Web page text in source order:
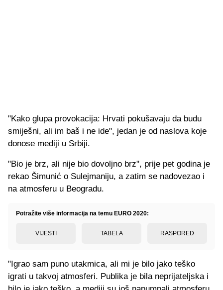
"Kako glupa provokacija: Hrvati pokušavaju da budu
smiješni, ali im baš i ne ide", jedan je od naslova koje
donose mediji u Srbiji.
"Bio je brz, ali nije bio dovoljno brz", prije pet godina je
rekao Šimunić o Sulejmaniju, a zatim se nadovezao i
na atmosferu u Beogradu.
Potražite više informacija na temu EURO 2020:
VIJESTI TABELA RASPORED
"Igrao sam puno utakmica, ali mi je bilo jako teško
igrati u takvoj atmosferi. Publika je bila neprijateljska i